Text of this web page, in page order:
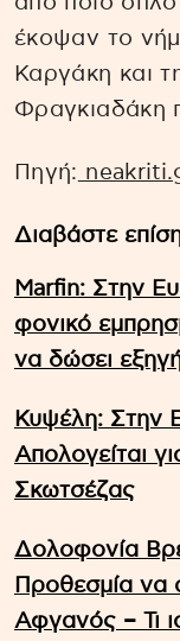
έκοψαν το
Καργάκη και
Φραγκιαδάκη
Πηγή:
Διαβάστε
Marfin: Στην
φονικό
να δώσει
Κυψέλη: Στην
Απολογείται
Σκωτσέζας
Δολοφονία
Προθεσμία να
Αφγανός – Τι